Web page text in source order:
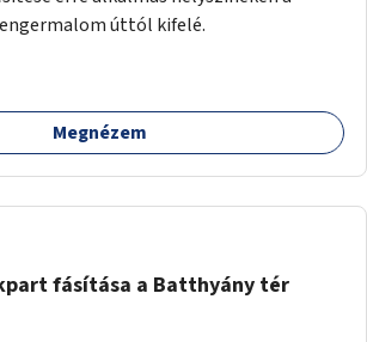
úttól kifelé.
Megnézem
fásítása a Batthyány tér